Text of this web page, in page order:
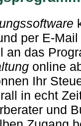
per E-
an das
online
Ihr
in echt
und